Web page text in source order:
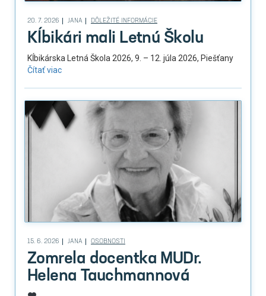
20. 7. 2026 JANA DÔLEŽITÉ INFORMÁCIE
Kĺbikári mali Letnú Školu
Kĺbikárska Letná Škola 2026, 9. – 12. júla 2026, Piešťany
Čítať viac
15. 6. 2026 JANA OSOBNOSTI
Zomrela docentka MUDr.
Helena Tauchmannová